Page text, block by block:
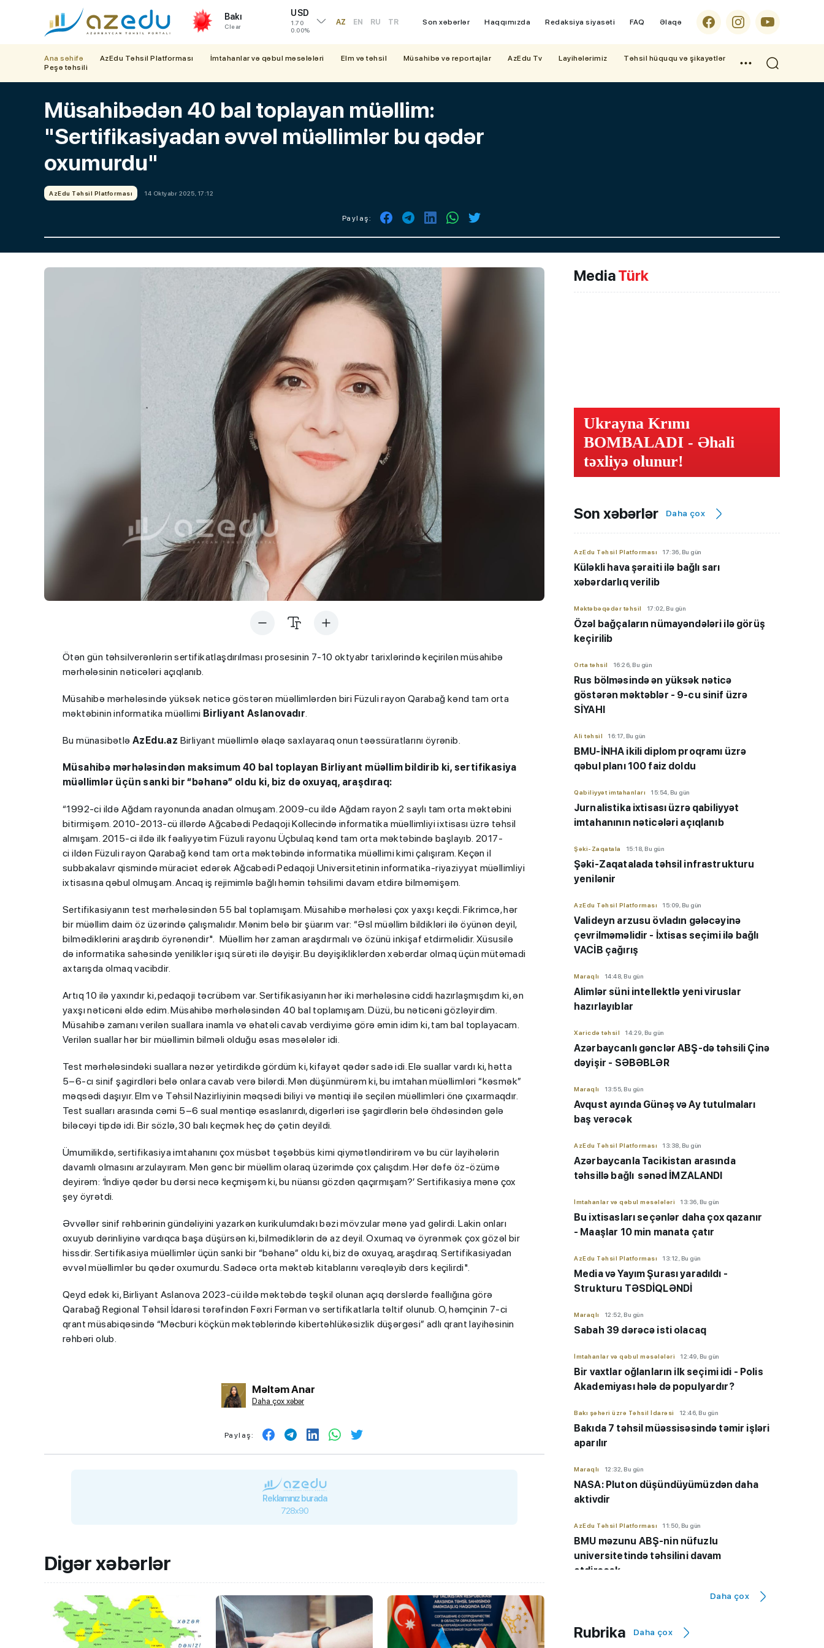
Bakı
Clear
USD
1.70
0.00%
AZ EN RU TR Son xəbərlər Haqqımızda Redaksiya siyasəti FAQ Əlaqə
Ana səhifə AzEdu Təhsil Platforması İmtahanlar və qəbul məsələləri Elm və təhsil Müsahibə və reportajlar AzEdu Tv Layihələrimiz
Təhsil hüququ və şikayətlər
Peşə təhsili
Müsahibədən 40 bal toplayan müəllim:
"Sertifikasiyadan əvvəl müəllimlər bu qədər
oxumurdu"
AzEdu Təhsil Platforması 14 Oktyabr 2025, 17:12
Paylaş:
Ötən gün təhsilverənlərin sertifikatlaşdırılması prosesinin 7-10 oktyabr tarixlərində keçirilən müsahibə
mərhələsinin nəticələri açıqlanıb.
Müsahibə mərhələsində yüksək nəticə göstərən müəllimlərdən biri Füzuli rayon Qarabağ kənd tam orta
məktəbinin informatika müəllimi Birliyant Aslanovadır
Bu münasibətlə AzEdu.az Birliyant müəllimlə əlaqə saxlayaraq onun təəssüratlarını öyrənib.
Müsahibə mərhələsindən maksimum 40 bal toplayan Birliyant müəllim bildirib ki, sertifikasiya
müəllimlər üçün sanki bir “bəhanə” oldu ki, biz də oxuyaq, araşdıraq:
“1992-ci ildə Ağdam rayonunda anadan olmuşam. 2009-cu ildə Ağdam rayon 2 saylı tam orta məktəbini
bitirmişəm. 2010-2013-cü illərdə Ağcabədi Pedaqoji Kollecində informatika müəllimliyi ixtisası üzrə təhsil
almışam. 2015-ci ildə ilk fəaliyyətim Füzuli rayonu Üçbulaq kənd tam orta məktəbində başlayıb. 2017-
ci ildən Füzuli rayon Qarabağ kənd tam orta məktəbində informatika müəllimi kimi çalışıram. Keçən il
subbakalavr qismində müraciət edərək Ağcabədi Pedaqoji Universitetinin informatika-riyaziyyat müəllimliyi
ixtisasına qəbul olmuşam. Ancaq iş rejimimlə bağlı həmin təhsilimi davam etdirə bilməmişəm.
Sertifikasiyanın test mərhələsindən 55 bal toplamışam. Müsahibə mərhələsi çox yaxşı keçdi. Fikrimcə, hər
bir müəllim daim öz üzərində çalışmalıdır. Mənim belə bir şüarım var: “Əsl müəllim bildikləri ilə öyünən deyil,
bilmədiklərini araşdırıb öyrənəndir". Müəllim hər zaman araşdırmalı və özünü inkişaf etdirməlidir. Xüsusilə
də informatika sahəsində yeniliklər işıq sürəti ilə dəyişir. Bu dəyişikliklərdən xəbərdar olmaq üçün mütəmadi
axtarışda olmaq vacibdir.
Artıq 10 ilə yaxındır ki, pedaqoji təcrübəm var. Sertifikasiyanın hər iki mərhələsinə ciddi hazırlaşmışdım ki, ən
yaxşı nəticəni əldə edim. Müsahibə mərhələsindən 40 bal toplamışam. Düzü, bu nəticəni gözləyirdim.
Müsahibə zamanı verilən suallara inamla və əhatəli cavab verdiyimə görə əmin idim ki, tam bal toplayacam.
Verilən suallar hər bir müəllimin bilməli olduğu əsas məsələlər idi.
Test mərhələsindəki suallara nəzər yetirdikdə gördüm ki, kifayət qədər sadə idi. Elə suallar vardı ki, hətta
5–6-cı sinif şagirdləri belə onlara cavab verə bilərdi. Mən düşünmürəm ki, bu imtahan müəllimləri “kəsmək”
məqsədi daşıyır. Elm və Təhsil Nazirliyinin məqsədi biliyi və məntiqi ilə seçilən müəllimləri önə çıxarmaqdır.
Test sualları arasında cəmi 5–6 sual məntiqə əsaslanırdı, digərləri isə şagirdlərin belə öhdəsindən gələ
biləcəyi tipdə idi. Bir sözlə, 30 balı keçmək heç də çətin deyildi.
Ümumilikdə, sertifikasiya imtahanını çox müsbət təşəbbüs kimi qiymətləndirirəm və bu cür layihələrin
davamlı olmasını arzulayıram. Mən gənc bir müəllim olaraq üzərimdə çox çalışdım. Hər dəfə öz-özümə
deyirəm: ‘İndiyə qədər bu dərsi necə keçmişəm ki, bu nüansı gözdən qaçırmışam?’ Sertifikasiya mənə çox
şey öyrətdi.
Əvvəllər sinif rəhbərinin gündəliyini yazarkən kurikulumdakı bəzi mövzular mənə yad gəlirdi. Lakin onları
oxuyub dərinliyinə vardıqca başa düşürsən ki, bilmədiklərin də az deyil. Oxumaq və öyrənmək çox gözəl bir
hissdir. Sertifikasiya müəllimlər üçün sanki bir “bəhanə” oldu ki, biz də oxuyaq, araşdıraq. Sertifikasiyadan
əvvəl müəllimlər bu qədər oxumurdu. Sadəcə orta məktəb kitablarını vərəqləyib dərs keçilirdi".
Qeyd edək ki, Birliyant Aslanova 2023-cü ildə məktəbdə təşkil olunan açıq dərslərdə fəallığına görə
Qarabağ Regional Təhsil İdarəsi tərəfindən Fəxri Fərman və sertifikatlarla təltif olunub. O, həmçinin 7-ci
qrant müsabiqəsində “Məcburi köçkün məktəblərində kibertəhlükəsizlik düşərgəsi” adlı qrant layihəsinin
rəhbəri olub.
Məltəm Anar
Daha çox xəbər
Paylaş:
Reklamınız burada
728x90
Digər xəbərlər
MediaTürk
Ukrayna Krımı
BOMBALADI - Əhali
təxliyə olunur!
Son xəbərlər Daha çox
AzEdu Təhsil Platforması 17:36, Bu gün
Küləkli hava şəraiti ilə bağlı sarı
xəbərdarlıq verilib
Məktəbəqədər təhsil 17:02, Bu gün
Özəl bağçaların nümayəndələri ilə görüş
keçirilib
Orta təhsil 16:26, Bu gün
Rus bölməsində ən yüksək nəticə
göstərən məktəblər - 9-cu sinif üzrə
SİYAHI
Ali təhsil 16:17, Bu gün
BMU-İNHA ikili diplom proqramı üzrə
qəbul planı 100 faiz doldu
Qabiliyyət imtahanları 15:54, Bu gün
Jurnalistika ixtisası üzrə qabiliyyət
imtahanının nəticələri açıqlanıb
Şəki-Zaqatala 15:18, Bu gün
Şəki-Zaqatalada təhsil infrastrukturu
yenilənir
AzEdu Təhsil Platforması 15:09, Bu gün
Valideyn arzusu övladın gələcəyinə
çevrilməməlidir - İxtisas seçimi ilə bağlı
VACİB çağırış
Maraqlı 14:48, Bu gün
Alimlər süni intellektlə yeni viruslar
hazırlayıblar
Xaricdə təhsil 14:29, Bu gün
Azərbaycanlı gənclər ABŞ-də təhsili Çinə
dəyişir - SƏBƏBLƏR
Maraqlı 13:55, Bu gün
Avqust ayında Günəş və Ay tutulmaları
baş verəcək
AzEdu Təhsil Platforması 13:38, Bu gün
Azərbaycanla Tacikistan arasında
təhsillə bağlı sənəd İMZALANDI
İmtahanlar və qəbul məsələləri 13:36, Bu gün
Bu ixtisasları seçənlər daha çox qazanır
- Maaşlar 10 min manata çatır
AzEdu Təhsil Platforması 13:12, Bu gün
Media və Yayım Şurası yaradıldı -
Strukturu TƏSDİQLƏNDİ
Maraqlı 12:52, Bu gün
Sabah 39 dərəcə isti olacaq
İmtahanlar və qəbul məsələləri 12:49, Bu gün
Bir vaxtlar oğlanların ilk seçimi idi - Polis
Akademiyası hələ də populyardır?
Bakı şəhəri üzrə Təhsil İdarəsi 12:46, Bu gün
Bakıda 7 təhsil müəssisəsində təmir işləri
aparılır
Maraqlı 12:32, Bu gün
NASA: Pluton düşündüyümüzdən daha
aktivdir
AzEdu Təhsil Platforması 11:50, Bu gün
BMU məzunu ABŞ-nin nüfuzlu
universitetində təhsilini davam
etdirəcək
paylanılıb
Daha çox
Rubrika Daha çox